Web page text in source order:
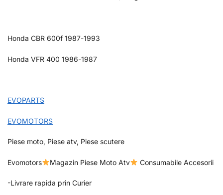
Honda CBR 600f 1987-1993
Honda VFR 400 1986-1987
EVOPARTS
EVOMOTORS
Piese moto, Piese atv, Piese scutere
Evomotors Magazin Piese Moto Atv Consumabile Accesorii
-Livrare rapida prin Curier